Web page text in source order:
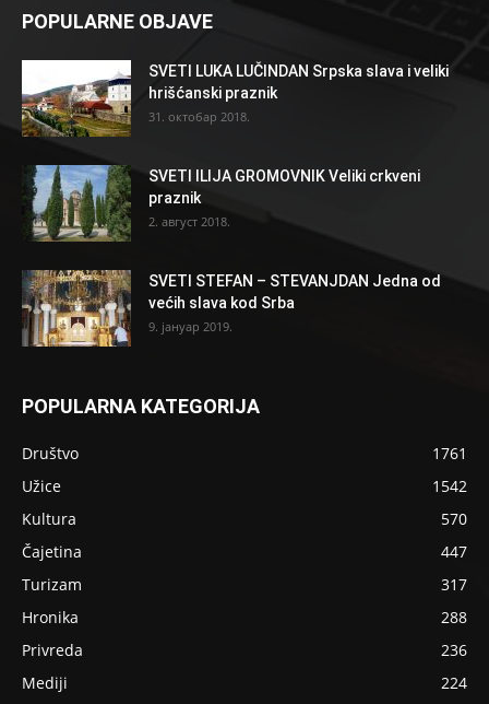
POPULARNE OBJAVE
SVETI LUKA LUČINDAN Srpska slava i veliki
hrišćanski praznik
31. октобар 2018.
SVETI ILIJA GROMOVNIK Veliki crkveni
praznik
2. август 2018.
SVETI STEFAN – STEVANJDAN Jedna od
većih slava kod Srba
9. јануар 2019.
POPULARNA KATEGORIJA
Društvo
1761
Užice
1542
Kultura
570
Čajetina
447
Turizam
317
Hronika
288
Privreda
236
Mediji
224